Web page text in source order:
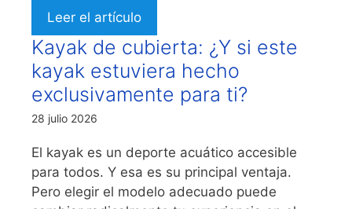
Leer el artículo
Kayak de cubierta: ¿Y si este
kayak estuviera hecho
exclusivamente para ti?
28 julio 2026
El kayak es un deporte acuático accesible
para todos. Y esa es su principal ventaja.
Pero elegir el modelo adecuado puede